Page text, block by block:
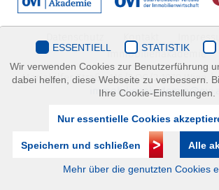
Immobilienakademie
Mariahilfer Straße 116/2.OG/2 1070 Wien |
immobilienakademie@ovi.at
ESSENTIELL STATISTIK
Wir verwenden Cookies zur Benutzerführung
dabei helfen, diese Webseite zu verbessern.
Ihre Cookie-Einstellungen.
Nur essentielle Cookies
Speichern und schließen Alle
Mehr über die genutzten Cookies